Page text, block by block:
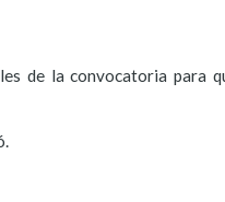
de la convocatoria para